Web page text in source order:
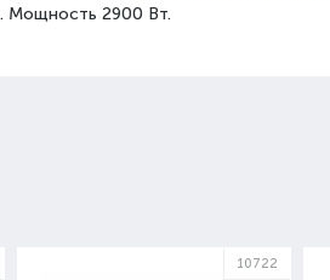
Мощность 2900 Вт.
10722